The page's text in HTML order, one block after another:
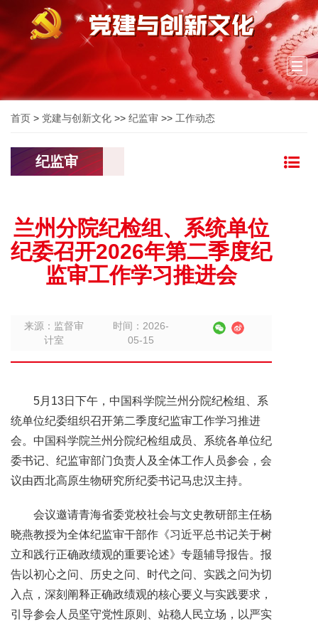
首页 > 党建与创新文化 >> 纪监审 >> 工作动态
纪监审
兰州分院纪检组、系统单位
纪委召开2026年第二季度纪
监审工作学习推进会
来源：监督审
计室
时间：2026-
05-15
5月13日下午，中国科学院兰州分院纪检组、系
统单位纪委组织召开第二季度纪监审工作学习推进
会。中国科学院兰州分院纪检组成员、系统各单位纪
委书记、纪监审部门负责人及全体工作人员参会，会
议由西北高原生物研究所纪委书记马忠汉主持。
会议邀请青海省委党校社会与文史教研部主任杨
晓燕教授为全体纪监审干部作《习近平总书记关于树
立和践行正确政绩观的重要论述》专题辅导报告。报
告以初心之问、历史之问、时代之问、实践之问为切
入点，深刻阐释正确政绩观的核心要义与实践要求，
引导参会人员坚守党性原则、站稳人民立场，以严实